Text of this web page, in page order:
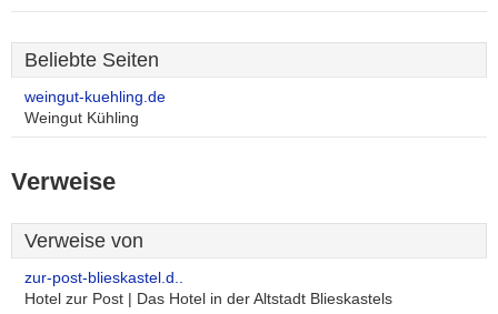
Beliebte Seiten
weingut-kuehling.de
Weingut Kühling
Verweise
Verweise von
zur-post-blieskastel.d..
Hotel zur Post | Das Hotel in der Altstadt Blieskastels